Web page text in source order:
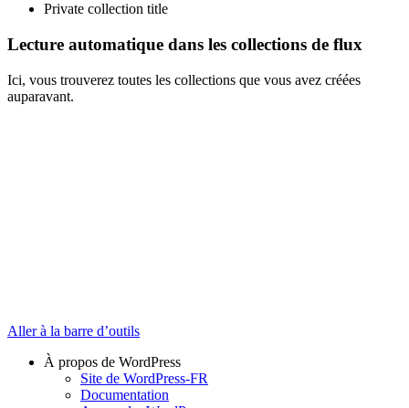
Private collection title
Lecture automatique dans les collections de flux
Ici, vous trouverez toutes les collections que vous avez créées
auparavant.
Aller à la barre d’outils
À propos de WordPress
Site de WordPress-FR
Documentation